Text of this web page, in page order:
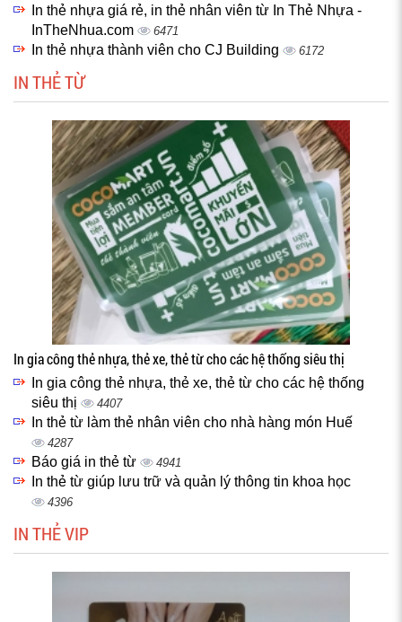
In thẻ nhựa giá rẻ, in thẻ nhân viên từ In Thẻ Nhựa -
InTheNhua.com
6471
In thẻ nhựa thành viên cho CJ Building 6172
IN THẺ TỪ
In gia công thẻ nhựa, thẻ xe, thẻ từ cho các hệ thống siêu thị
In gia công thẻ nhựa, thẻ xe, thẻ từ cho các hệ thống
siêu thị
4407
In thẻ từ làm thẻ nhân viên cho nhà hàng món Huế
4287
Báo giá in thẻ từ 4941
In thẻ từ giúp lưu trữ và quản lý thông tin khoa học
4396
IN THẺ VIP